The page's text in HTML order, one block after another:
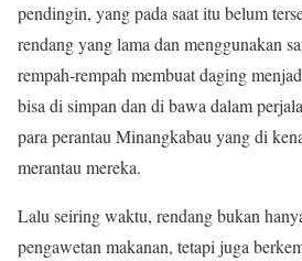
pendingin, yang pada saat itu belum
rendang yang lama dan menggunakan
rempah-rempah membuat daging
bisa di simpan dan di bawa dalam
para perantau Minangkabau yang di
merantau mereka.
Lalu seiring waktu, rendang bukan
pengawetan makanan, tetapi juga